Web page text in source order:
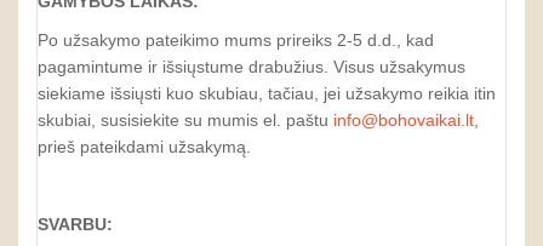
Po užsakymo pateikimo mums prireiks 2-5 d.d., kad
pagamintume ir išsiųstume drabužius. Visus užsakymus
siekiame išsiųsti kuo skubiau, tačiau, jei užsakymo reikia itin
skubiai, susisiekite su mumis el. paštu info@bohovaikai.lt
prieš pateikdami užsakymą.
SVARBU: